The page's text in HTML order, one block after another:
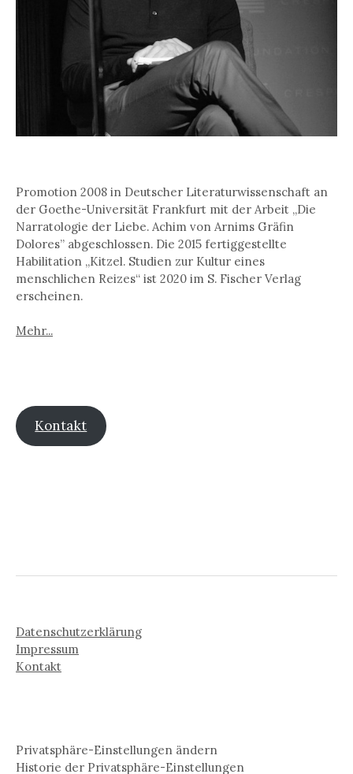
Promotion 2008 in Deutscher Literaturwissenschaft an
der Goethe-Universität Frankfurt mit der Arbeit „Die
Narratologie der Liebe. Achim von Arnims Gräfin
Dolores” abgeschlossen. Die 2015 fertiggestellte
Habilitation „Kitzel. Studien zur Kultur eines
menschlichen Reizes“ ist 2020 im S. Fischer Verlag
erscheinen.
Mehr...
Kontakt
Datenschutzerklärung
Impressum
Kontakt
Privatsphäre-Einstellungen ändern
Historie der Privatsphäre-Einstellungen